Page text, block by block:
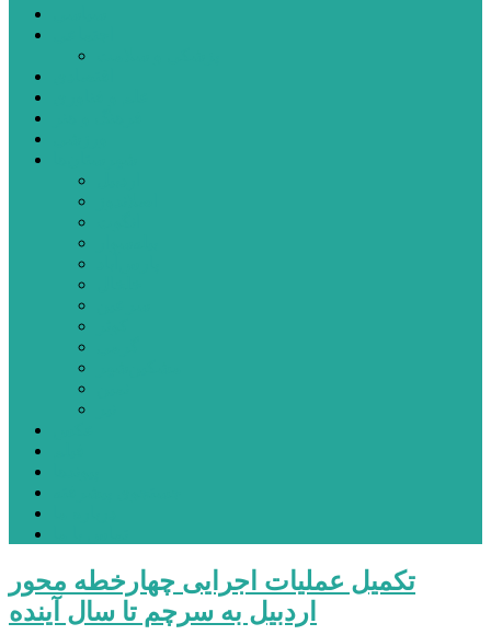
تکمیل عملیات اجرایی چهارخطه محور
اردبیل به سرچم تا سال آینده